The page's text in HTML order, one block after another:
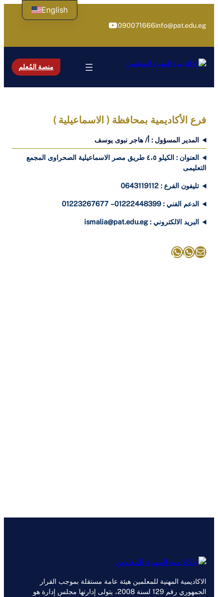
المحتوى
info@pat.edu.eg
090071666يوتيوب
منصة المُعلم
فرع الأكاديمية بمحافظة ( الاسماعيلية )
المدير المسؤول : أ/ هاجر نبوى يوسف
العنوان : الكيلو ٤،٥ طريق مصر الاسماعيلية الصحراوى المجمع
التعليمى
تليفون الفرع : 0643119112
الدعم الفني : 01222448399 – 01223267677
البريد الالكتروني : ismalia@pat.edu.eg
بريد واتسابواتساب
الاكاديمية المهنية للمعلمين هيئة عامة مستقلة بموجب القرار
الجمهوري رقم 129 لسنة 2008، يتولى إدارتها مجلس إدارة هو
English